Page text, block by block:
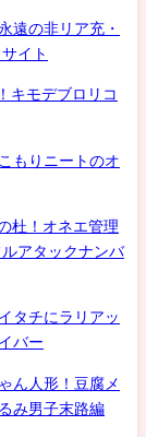
遠の非リア充・
イト
キモデブロリコ
もりニートのオ
杜！オネエ管理
アタックナンバ
タチにラリアッ
バー
ん人形！豆腐メ
み男子末路編